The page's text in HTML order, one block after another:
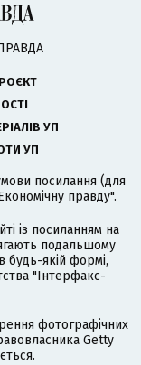
УП
УП
посилання (для
правду".
із посиланням на
подальшому
якій формі,
"Інтерфакс-
фотографічних
Getty